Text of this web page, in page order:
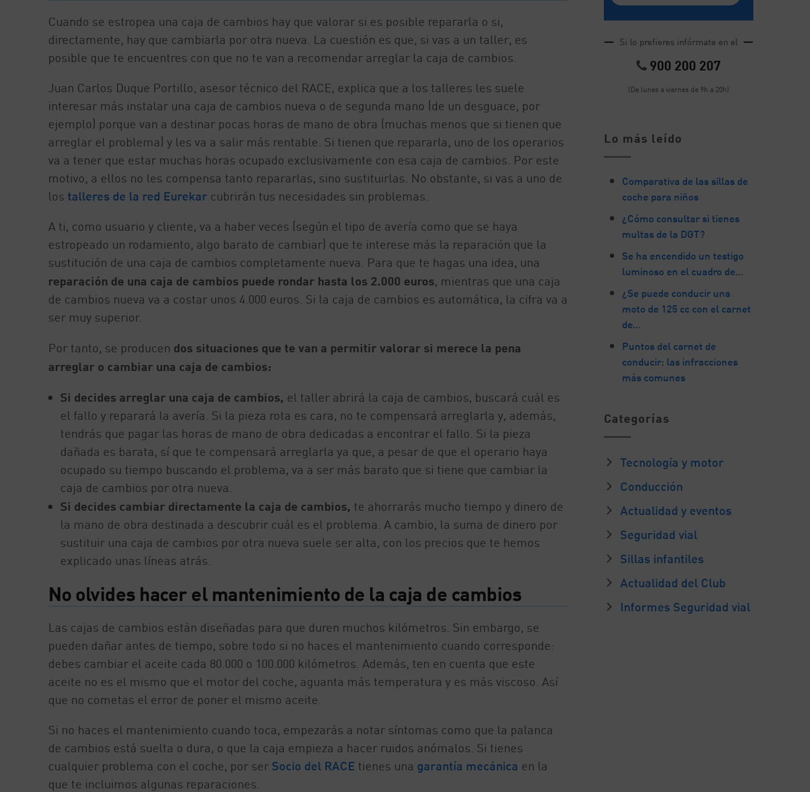
Cuando se estropea una caja de cambios hay que valorar si es posible repararla o si,
directamente, hay que cambiarla por otra nueva. La cuestión es que, si vas a un taller, es
posible que te encuentres con que no te van a recomendar arreglar la caja de cambios.
Juan Carlos Duque Portillo, asesor técnico del RACE, explica que a los talleres les suele
interesar más instalar una caja de cambios nueva o de segunda mano (de un desguace, por
ejemplo) porque van a destinar pocas horas de mano de obra (muchas menos que si tienen que
arreglar el problema) y les va a salir más rentable. Si tienen que repararla, uno de los operarios
va a tener que estar muchas horas ocupado exclusivamente con esa caja de cambios. Por este
motivo, a ellos no les compensa tanto repararlas, sino sustituirlas. No obstante, si vas a uno de
los talleres de la red Eurekar cubrirán tus necesidades sin problemas.
A ti, como usuario y cliente, va a haber veces (según el tipo de avería como que se haya
estropeado un rodamiento, algo barato de cambiar) que te interese más la reparación que la
sustitución de una caja de cambios completamente nueva. Para que te hagas una idea, una
reparación de una caja de cambios puede rondar hasta los 2.000 euros, mientras que una caja
de cambios nueva va a costar unos 4.000 euros. Si la caja de cambios es automática, la cifra va a
ser muy superior.
Por tanto, se producen dos situaciones que te van a permitir valorar si merece la pena
arreglar o cambiar una caja de cambios:
Si decides arreglar una caja de cambios, el taller abrirá la caja de cambios, buscará cuál es
el fallo y reparará la avería. Si la pieza rota es cara, no te compensará arreglarla y, además,
tendrás que pagar las horas de mano de obra dedicadas a encontrar el fallo. Si la pieza
dañada es barata, sí que te compensará arreglarla ya que, a pesar de que el operario haya
ocupado su tiempo buscando el problema, va a ser más barato que si tiene que cambiar la
caja de cambios por otra nueva.
Si decides cambiar directamente la caja de cambios, te ahorrarás mucho tiempo y dinero de
la mano de obra destinada a descubrir cuál es el problema. A cambio, la suma de dinero por
sustituir una caja de cambios por otra nueva suele ser alta, con los precios que te hemos
explicado unas líneas atrás.
No olvides hacer el mantenimiento de la caja de cambios
Las cajas de cambios están diseñadas para que duren muchos kilómetros. Sin embargo, se
pueden dañar antes de tiempo, sobre todo si no haces el mantenimiento cuando corresponde:
debes cambiar el aceite cada 80.000 o 100.000 kilómetros. Además, ten en cuenta que este
aceite no es el mismo que el motor del coche, aguanta más temperatura y es más viscoso. Así
que no cometas el error de poner el mismo aceite.
Si no haces el mantenimiento cuando toca, empezarás a notar síntomas como que la palanca
de cambios está suelta o dura, o que la caja empieza a hacer ruidos anómalos. Si tienes
cualquier problema con el coche, por ser Socio del RACE tienes una garantía mecánica en la
que te incluimos algunas reparaciones.
Si lo prefieres infórmate en el
900 200 207
(De lunes a viernes de 9h a 20h)
Lo más leído
Comparativa de las sillas de
coche para niños
¿Cómo consultar si tienes
multas de la DGT?
Se ha encendido un testigo
luminoso en el cuadro de…
¿Se puede conducir una
moto de 125 cc con el carnet
de…
Puntos del carnet de
conducir: las infracciones
más comunes
Categorías
Tecnología y motor
Conducción
Actualidad y eventos
Seguridad vial
Sillas infantiles
Actualidad del Club
Informes Seguridad vial